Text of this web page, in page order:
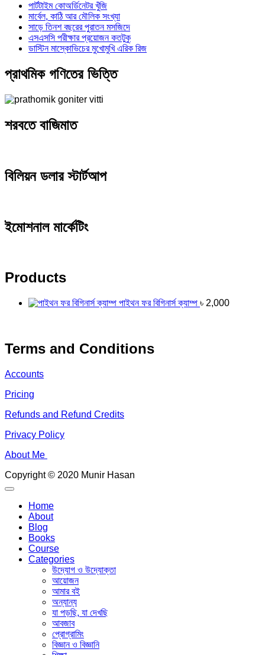
পার্টটাইম কোঅর্ডিনেটর খুঁজি
মার্বেল, কাঠি আর মৌলিক সংখ্যা
সাড়ে তিনশ বছরের পুরাতন মসজিদে
এসএসসি পরীক্ষার প্রয়োজন কতটুকু
ডাস্টিন মাস্কোভিচের মুখোমুখি এরিক রিজ
প্রাথমিক গণিতের ভিত্তি
শরবতে বাজিমাত
বিলিয়ন ডলার স্টার্টআপ
ইমোশনাল মার্কেটিং
Products
পাইথন ফর বিগিনার্স ক্যাম্প ৳ 2,000
Terms and Conditions
Accounts
Pricing
Refunds and Refund Credits
Privacy Policy
About Me
Copyright © 2020 Munir Hasan
Home
About
Blog
Books
Course
Categories
উদ্যোগ ও উদ্যোক্তা
আয়োজন
আমার বই
অন্যান্য
যা পড়ছি, যা দেখছি
আবজাব
প্রোগ্রামিং
বিজ্ঞান ও বিজ্ঞানি